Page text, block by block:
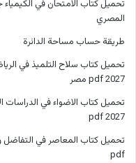
المصري
طريقة حساب مساحة الدائرة
تحميل كتاب سلاح التلميذ في
2027 pdf مصر
تحميل كتاب الاضواء في الدراسات
2027 pdf
pdf